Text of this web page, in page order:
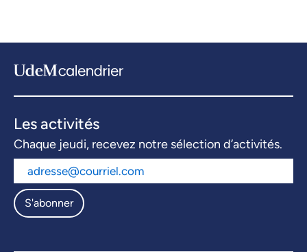
Les activités
Chaque jeudi, recevez notre sélection d’activités.
S'abonner